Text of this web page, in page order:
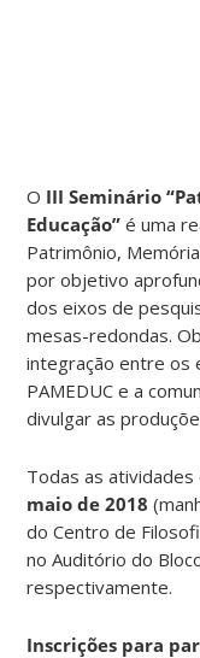
O III Seminário
Educação” é uma
Patrimônio,
por objetivo
dos eixos de
mesas-redondas.
integração entre os
PAMEDUC e a
divulgar as
Todas as
maio de 2018
do Centro de
no Auditório do
respectivamente.
Inscrições para